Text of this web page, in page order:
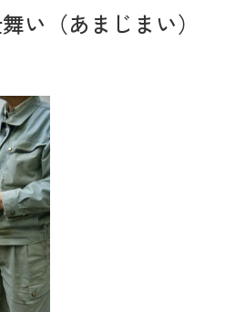
屋
い（あまじまい）